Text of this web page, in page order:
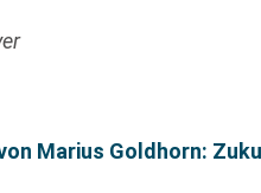
Marius Goldhorn: